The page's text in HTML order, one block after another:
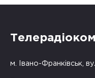
м. Івано-Франківськ,